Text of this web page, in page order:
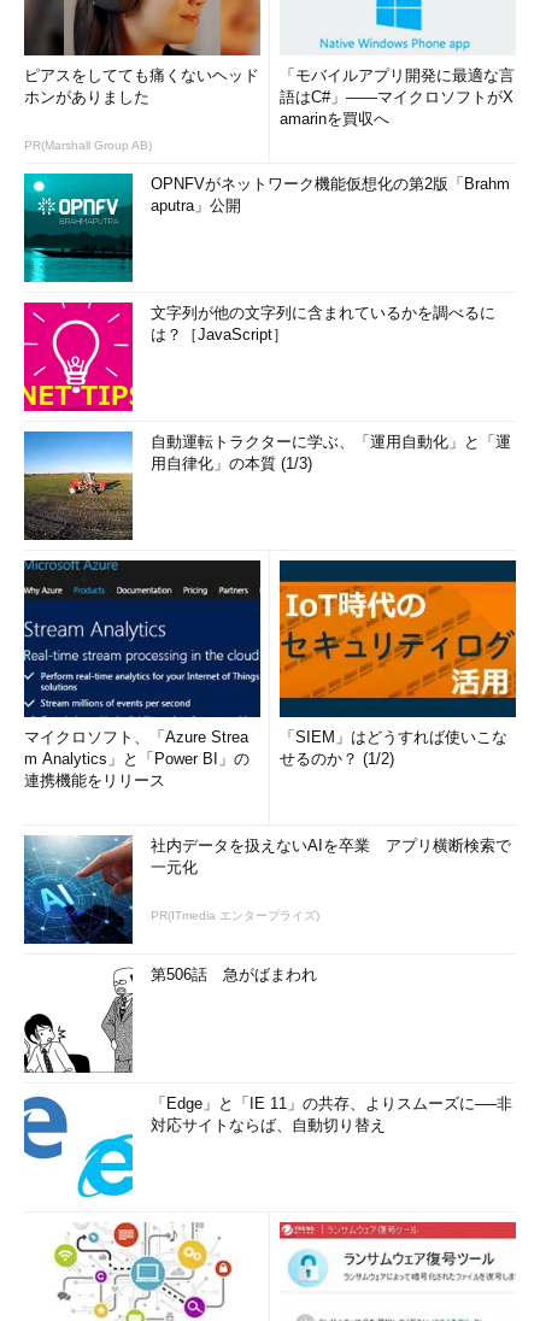
ピアスをしてても痛くないヘッド
ホンがありました
PR(Marshall Group AB)
「モバイルアプリ開発に最適な言
語はC#」――マイクロソフトがX
amarinを買収へ
OPNFVがネットワーク機能仮想化の第2版「Brahm
aputra」公開
文字列が他の文字列に含まれているかを調べるに
は？［JavaScript］
自動運転トラクターに学ぶ、「運用自動化」と「運
用自律化」の本質 (1/3)
マイクロソフト、「Azure Strea
m Analytics」と「Power BI」の
連携機能をリリース
「SIEM」はどうすれば使いこな
せるのか？ (1/2)
社内データを扱えないAIを卒業 アプリ横断検索で
一元化
PR(ITmedia エンタープライズ)
第506話 急がばまわれ
「Edge」と「IE 11」の共存、よりスムーズに──非
対応サイトならば、自動切り替え